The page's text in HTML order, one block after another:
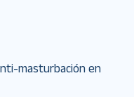
masturbación en